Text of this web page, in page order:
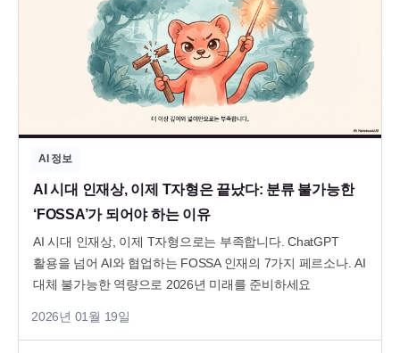
AI 정보
AI 시대 인재상, 이제 T자형은 끝났다: 분류 불가능한
‘FOSSA’가 되어야 하는 이유
AI 시대 인재상, 이제 T자형으로는 부족합니다. ChatGPT
활용을 넘어 AI와 협업하는 FOSSA 인재의 7가지 페르소나. AI
대체 불가능한 역량으로 2026년 미래를 준비하세요
2026년 01월 19일